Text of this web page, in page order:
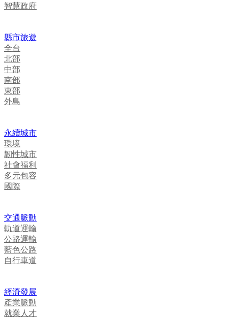
智慧政府
縣市旅遊
全台
北部
中部
南部
東部
外島
永續城市
環境
韌性城市
社會福利
多元包容
國際
交通脈動
軌道運輸
公路運輸
藍色公路
自行車道
經濟發展
產業脈動
就業人才